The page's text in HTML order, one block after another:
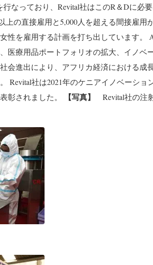
なっており、Revital社はこのR＆Dに必
上の直接雇用と5,000人を超える間接雇用
性を雇用する計画を打ち出しています。
医療用品ポートフォリオの拡大、イノベ
会進出により、アフリカ経済における成
。
Revital社は2021年のケニアイノベーショ
彰されました。
【写真】
Revital社の注